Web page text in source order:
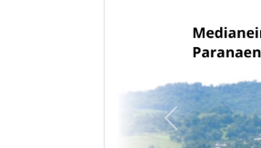
Previous